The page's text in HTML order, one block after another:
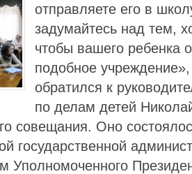
отправляете его в
задумайтесь над тем,
чтобы вашего ребенка
подобное
обратился к
по делам детей
совещания. Оно
государственной
Уполномоченного